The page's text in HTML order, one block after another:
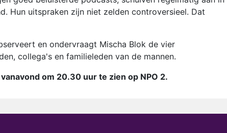
Hun uitspraken zijn niet zelden controversieel. Dat
en ondervraagt Mischa Blok de vier
collega's en familieleden van de mannen.
om 20.30 uur te zien op NPO 2.